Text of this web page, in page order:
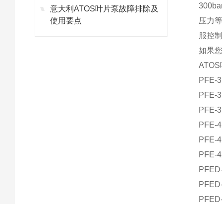
意大利ATOS叶片泵故障排除及
使用要点
压力
服控
如果
ATOS
PFE-
PFE-
PFE-
PFE-
PFE-
PFE-